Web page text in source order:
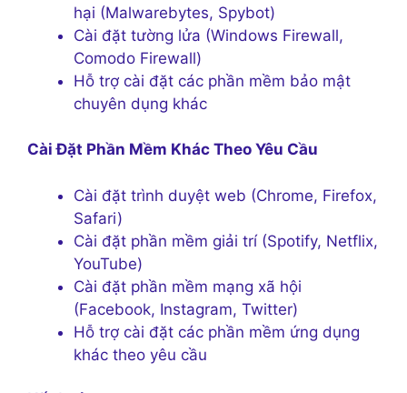
hại (Malwarebytes, Spybot)
Cài đặt tường lửa (Windows Firewall,
Comodo Firewall)
Hỗ trợ cài đặt các phần mềm bảo mật
chuyên dụng khác
Cài Đặt Phần Mềm Khác Theo Yêu Cầu
Cài đặt trình duyệt web (Chrome, Firefox,
Safari)
Cài đặt phần mềm giải trí (Spotify, Netflix,
YouTube)
Cài đặt phần mềm mạng xã hội
(Facebook, Instagram, Twitter)
Hỗ trợ cài đặt các phần mềm ứng dụng
khác theo yêu cầu